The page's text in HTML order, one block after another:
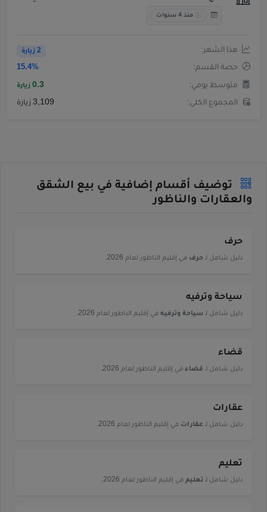
منذ 4 سنوات
هذا الشهر: 2 زيارة
حصة القسم: 15.4%
متوسط يومي: 0.3 زيارة
المجموع الكلي: 3,109 زيارة
توضيف أقسام إضافية في بيع الشقق
والعقارات والناظور
حرف
دليل شامل لـ حرف في إقليم الناظور لعام 2026.
سياحة وترفيه
دليل شامل لـ سياحة وترفيه في إقليم الناظور لعام 2026.
قضاء
دليل شامل لـ قضاء في إقليم الناظور لعام 2026.
عقارات
دليل شامل لـ عقارات في إقليم الناظور لعام 2026.
تعليم
دليل شامل لـ تعليم في إقليم الناظور لعام 2026.